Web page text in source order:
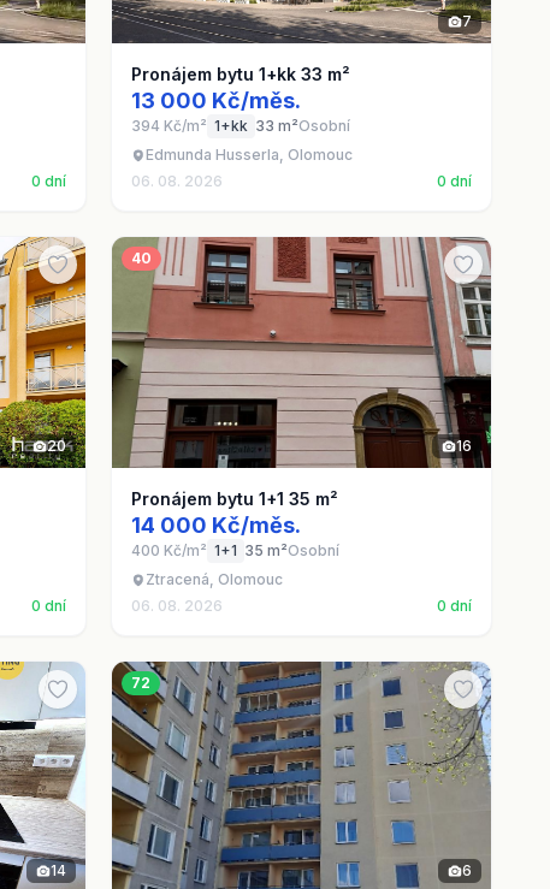
0 dní
7
Pronájem bytu 1+kk 33 m²
13 000 Kč/měs.
394 Kč/m² 1+kk 33 m²Osobní
Edmunda Husserla, Olomouc
06. 08. 2026
0 dní
20
0 dní
40
16
Pronájem bytu 1+1 35 m²
14 000 Kč/měs.
400 Kč/m² 1+1 35 m²Osobní
Ztracená, Olomouc
06. 08. 2026
0 dní
14
72
6